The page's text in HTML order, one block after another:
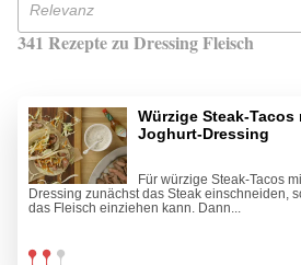
Relevanz
341 Rezepte zu Dressing Fleisch
Würzige Steak-
Joghurt-Dressing
Für würzige Steak-Tacos
Dressing zunächst das Steak einschneiden,
das Fleisch einziehen kann. Dann...